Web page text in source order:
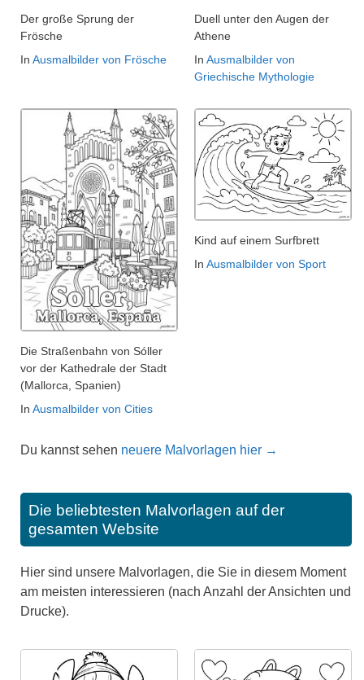
Der große Sprung der
Frösche
In Ausmalbilder von Frösche
Duell unter den Augen der
Athene
In Ausmalbilder von
Griechische Mythologie
Die Straßenbahn von Sóller
vor der Kathedrale der Stadt
(Mallorca, Spanien)
In Ausmalbilder von Cities
Kind auf einem Surfbrett
In Ausmalbilder von Sport
Du kannst sehen neuere Malvorlagen hier →
Die beliebtesten Malvorlagen auf der
gesamten Website
Hier sind unsere Malvorlagen, die Sie in diesem Moment
am meisten interessieren (nach Anzahl der Ansichten und
Drucke).